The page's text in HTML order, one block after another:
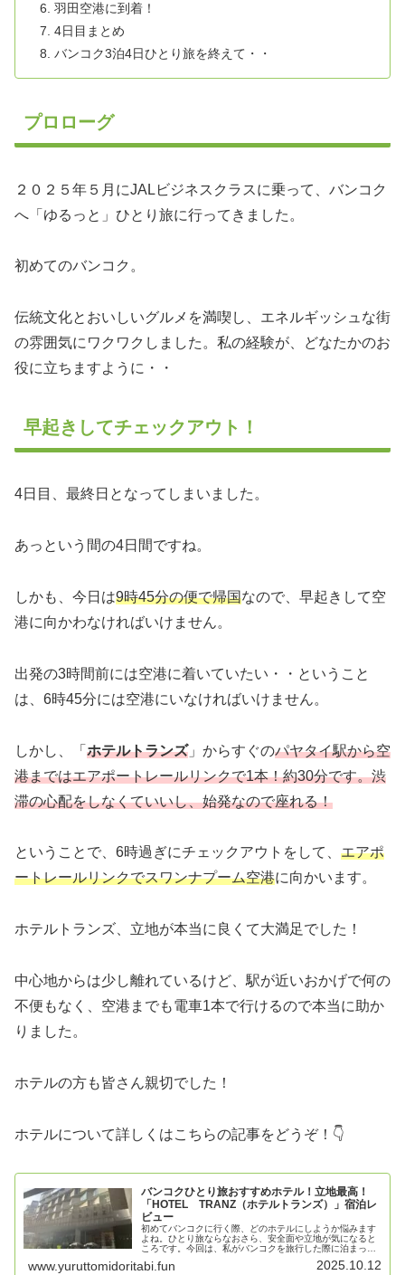
羽田空港に到着！
4日目まとめ
バンコク3泊4日ひとり旅を終えて・・
プロローグ
２０２５年５月にJALビジネスクラスに乗って、バンコク
へ「ゆるっと」ひとり旅に行ってきました。
初めてのバンコク。
伝統文化とおいしいグルメを満喫し、エネルギッシュな街
の雰囲気にワクワクしました。私の経験が、どなたかのお
役に立ちますように・・
早起きしてチェックアウト！
4日目、最終日となってしまいました。
あっという間の4日間ですね。
しかも、今日は9時45分の便で帰国なので、早起きして空
港に向かわなければいけません。
出発の3時間前には空港に着いていたい・・ということ
は、6時45分には空港にいなければいけません。
しかし、「 ホテルトランズ」からすぐのパヤタイ駅から空
港まではエアポートレールリンクで1本！約30分です。渋
滞の心配をしなくていいし、始発なので座れる！
ということで、6時過ぎにチェックアウトをして、 エアポ
ートレールリンクでスワンナプーム空港に向かいます。
ホテルトランズ、立地が本当に良くて大満足でした！
中心地からは少し離れているけど、駅が近いおかげで何の
不便もなく、空港までも電車1本で行けるので本当に助か
りました。
ホテルの方も皆さん親切でした！
ホテルについて詳しくはこちらの記事をどうぞ！👇
バンコクひとり旅おすすめホテル！立地最高！
「HOTEL TRANZ（ホテルトランズ）」宿泊レ
ビュー
初めてバンコクに行く際、どのホテルにしようか悩みます
よね。ひとり旅ならなおさら、安全面や立地が気になると
ころです。今回は、私がバンコクを旅行した際に泊まった
立地が良く、お手頃価格でセキュリティもしっかり！ひと
www.yuruttomidoritabi.fun 2025.10.12